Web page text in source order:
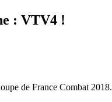
: VTV4 !
de France Combat 2018.